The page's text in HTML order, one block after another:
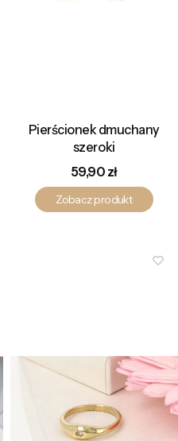
Pierścionek dmuchany
szeroki
Cena
59,90 zł
Zobacz produkt